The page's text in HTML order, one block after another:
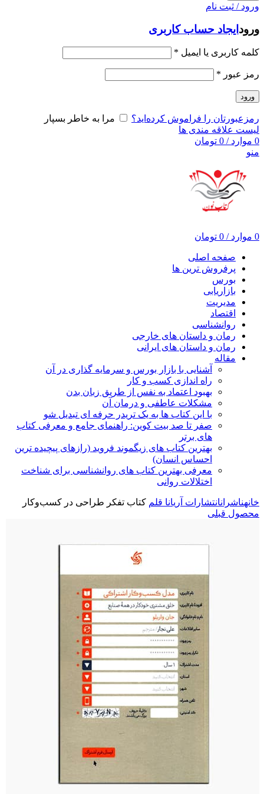
ورود / ثبت نام
ورود ایجاد حساب کاربری
کلمه کاربری یا ایمیل *
رمز عبور *
ورود
رمزعبورتان را فراموش کرده‌اید؟
مرا به خاطر بسپار
لیست علاقه مندی ها
0 موارد /
0 تومان
منو
0 موارد /
0 تومان
صفحه اصلی
پرفروش ترین ها
بورس
بازاریابی
مدیریت
اقتصاد
روانشناسی
رمان و داستان های خارجی
رمان و داستان های ایرانی
مقاله
آشنایی با بازار بورس و سرمایه گذاری در آن
راه اندازی کسب و کار
بهبود اعتماد به نفس از طریق زبان بدن
مشکلات عاطفی و درمان آن
با این کتاب ها به یک تریدر حرفه ای تبدیل شو
صفر تا صد بیت کوین: راهنمای جامع و معرفی کتاب
های برتر
بهترین کتاب های زیگموند فروید (رازهای پیچیده ترین
احساس انسان)
معرفی بهترین کتاب های روانشناسی برای شناخت
اختلالات روانی
خانهناشرانانتشارات آریانا قلم کتاب تفکر طراحی در کسب‌وکار
محصول قبلی